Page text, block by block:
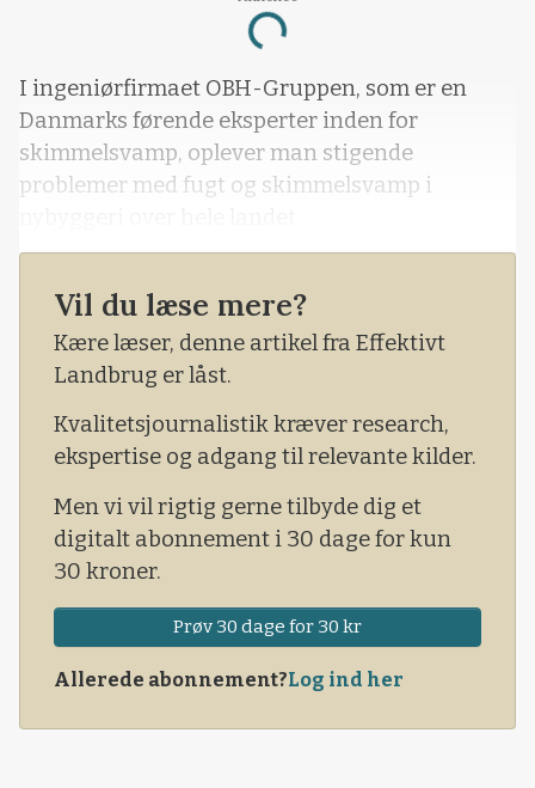
Loading...
I ingeniørfirmaet OBH-Gruppen, som er en
Danmarks førende eksperter inden for
skimmelsvamp, oplever man stigende
problemer med fugt og skimmelsvamp i
Vil du læse mere?
Kære læser, denne artikel fra Effektivt
Landbrug er låst.
Kvalitetsjournalistik kræver research,
ekspertise og adgang til relevante kilder.
Men vi vil rigtig gerne tilbyde dig et
digitalt abonnement i 30 dage for kun
30 kroner.
Prøv 30 dage for 30 kr
Allerede abonnement?Log ind her